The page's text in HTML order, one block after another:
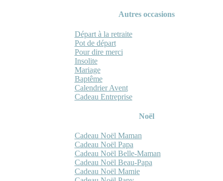
Autres occasions
Départ à la retraite
Pot de départ
Pour dire merci
Insolite
Mariage
Baptême
Calendrier Avent
Cadeau Entreprise
Noël
Cadeau Noël Maman
Cadeau Noël Papa
Cadeau Noël Belle-Maman
Cadeau Noël Beau-Papa
Cadeau Noël Mamie